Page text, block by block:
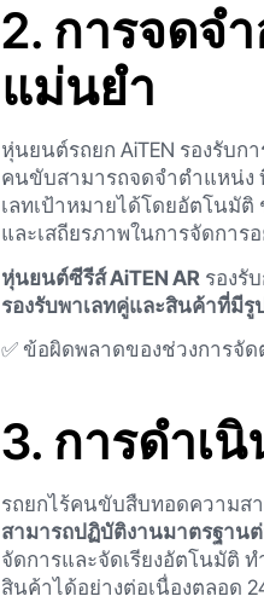
2. การจดจ
แม่นยำ
หุ่นยนต์รถยก AiTEN รองรับก
คนขับสามารถจดจำตำแหน่ง
เลทเป้าหมายได้โดยอัตโนมั
และเสถียรภาพในการจัดการ
หุ่นยนต์ซีรีส์ AiTEN AR รองรั
รองรับพาเลทคู่และสินค้าที่มีรู
✅ ข้อผิดพลาดของช่วงการ
3. การดำเ
รถยกไร้คนขับสืบทอดความส
สามารถปฏิบัติงานมาตรฐาน
จัดการและจัดเรียงอัตโนมัติ
สินค้าได้อย่างต่อเนื่องตลอด